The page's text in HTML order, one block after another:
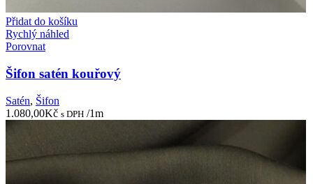
Přidat do košíku
Rychlý náhled
Porovnat
Šifon satén kouřový
Satén, Šifon
1.080,00Kč s DPH /1m